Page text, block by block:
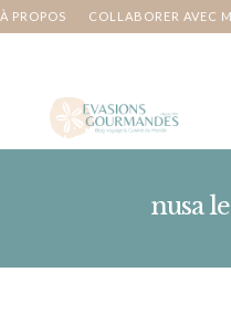
À PROPOS COLLABORER AVEC
nusa